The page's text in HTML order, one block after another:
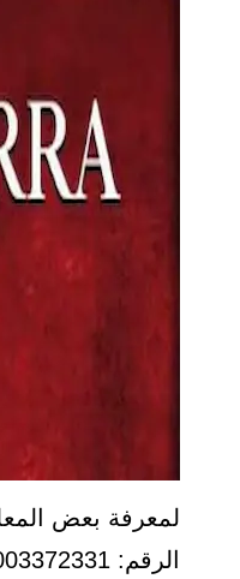
لمعرفة بعض
الرقم: 01003372331